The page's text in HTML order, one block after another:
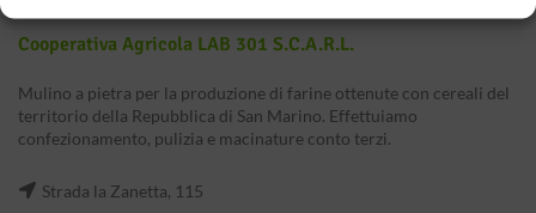
Cooperativa Agricola LAB 301 S.c.a.r.l.
Mulino a pietra per la produzione di farine ottenute con cereali del
territorio della Repubblica di San Marino. Effettuiamo
confezionamento, pulizia e macinature conto terzi.
Strada la Zanetta, 115